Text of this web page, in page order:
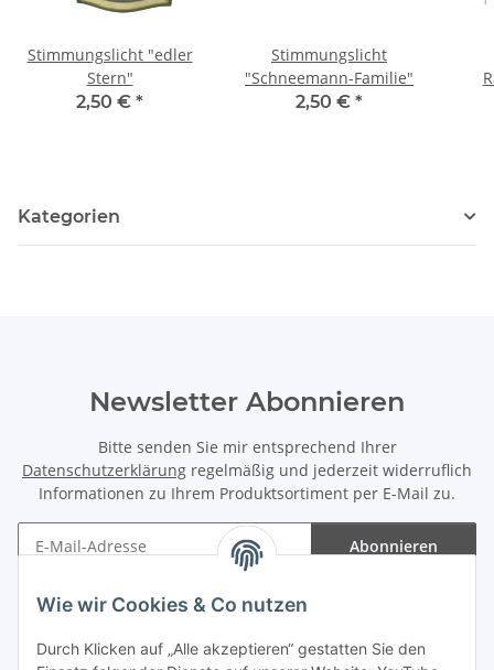
Wie wir Cookies & Co nutzen
Durch Klicken auf „Alle akzeptieren“ gestatten Sie den
Stimmungslicht "edler
Stern"
2,50 € *
Stimmungslicht
"Schneemann-Familie"
2,50 € *
Kategorien
Newsletter Abonnieren
Bitte senden Sie mir entsprechend Ihrer
Datenschutzerklärung regelmäßig und jederzeit widerruflich
Informationen zu Ihrem Produktsortiment per E-Mail zu.
Abonnieren